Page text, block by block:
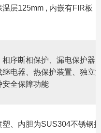
层125mm , 内嵌有FIR板
序断相保护、漏电保护器
电器、热保护装置、独立
安全保障功能
、内胆为SUS304不锈钢